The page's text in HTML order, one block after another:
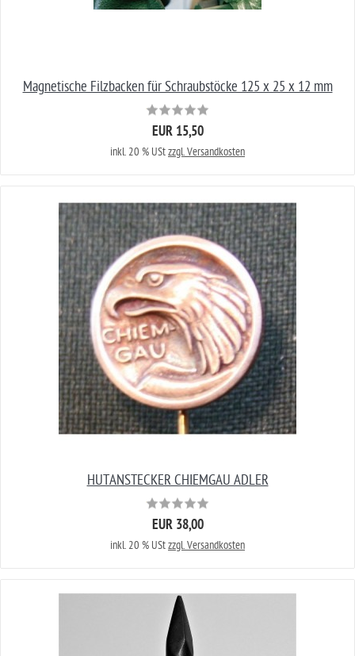
Magnetische Filzbacken für Schraubstöcke 125 x 25 x 12 mm
EUR 15,50
inkl. 20 % UStzzgl. Versandkosten
HUTANSTECKER CHIEMGAU ADLER
EUR 38,00
inkl. 20 % UStzzgl. Versandkosten